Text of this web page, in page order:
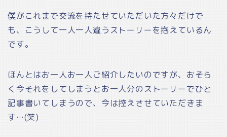
僕がこれまで交流を持たせていただいた方々だけで
も、こうして一人一人違うストーリーを抱えているん
です。
ほんとはお一人お一人ご紹介したいのですが、おそら
く今それをしてしまうとお一人分のストーリーでひと
記事書いてしまうので、今は控えさせていただきま
す…(笑)